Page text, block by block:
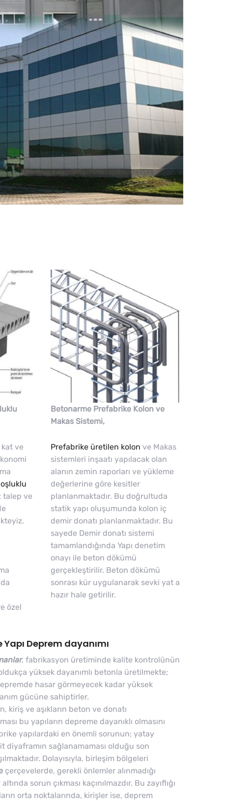
ve
talep ve
özel
Betonarme Prefabrike Kolon ve
Makas Sistemi,
Prefabrike üretilen kolon ve Makas
sistemleri inşaatı yapılacak olan
alanın zemin raporları ve yükleme
değerlerine göre kesitler
planlanmaktadır. Bu doğrultuda
statik yapı oluşumunda kolon iç
demir donatı planlanmaktadır. Bu
sayede Demir donatı sistemi
tamamlandığında Yapı denetim
onayı ile beton dökümü
gerçekleştirilir. Beton dökümü
sonrası kür uygulanarak sevki yat a
hazır hale getirilir.
Deprem dayanımı
, fabrikasyon üretiminde kalite kontrolünün
yüksek dayanımlı betonla üretilmekte;
hasar görmeyecek kadar yüksek
gücüne sahiptirler.
kiriş ve aşıkların beton ve donatı
bu yapıların depreme dayanıklı olmasını
yapılardaki en önemli sorunun; yatay
diyaframın sağlanamaması olduğu son
Dolayısıyla, birleşim bölgeleri
çerçevelerde, gerekli önlemler alınmadığı
sorun çıkması kaçınılmazdır. Bu zayıflığı
orta noktalarında, kirişler ise, deprem